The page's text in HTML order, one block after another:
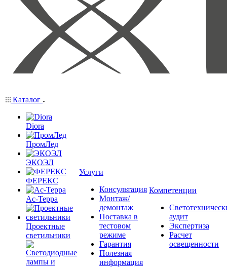
Каталог
Diora
ПромЛед
ЭКОЭЛ
ФЕРЕКС
Ас-Терра
Проектные
светильники
Услуги
Консультация
Монтаж/
демонтаж
Поставка в
тестовом
режиме
Гарантия
Полезная
информация
Компетенции
аудит
Экспертиза
Расчет
освещенности